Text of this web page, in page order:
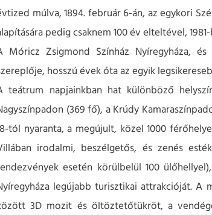
múlva, 1894. február 6-án, az egykori
pedig csaknem 100 év elteltével,
Móricz Zsigmond Színház Nyíregyháza,
hosszú évek óta az egyik
teátrum napjainkban hat különböző
(369 fő), a Krúdy
tól nyaranta, a megújult, közel 1000
irodalmi, beszélgetős, és zenés
esetén körülbelül 100
legújabb turisztikai attrakcióját.
3D mozit és öltöztetőtükröt, a